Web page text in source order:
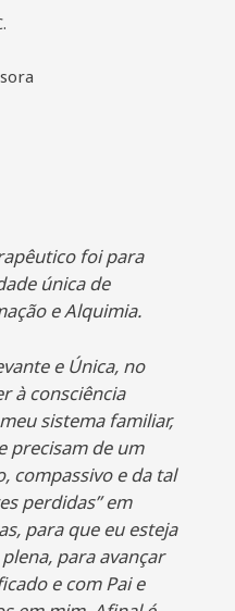
foi para
única de
e Alquimia.
e Única, no
à consciência
sistema familiar,
precisam de um
compassivo e da tal
perdidas” em
para que eu esteja
para avançar
e com Pai e